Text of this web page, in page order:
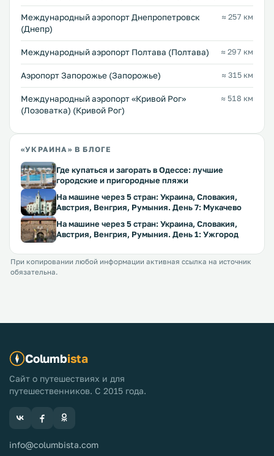
Международный аэропорт Днепропетровск
(Днепр)
≈ 257 км
Международный аэропорт Полтава (Полтава) ≈ 297 км
Аэропорт Запорожье (Запорожье) ≈ 315 км
Международный аэропорт «Кривой Рог»
(Лозоватка) (Кривой Рог)
≈ 518 км
«УКРАИНА» В БЛОГЕ
Где купаться и загорать в Одессе: лучшие
городские и пригородные пляжи
На машине через 5 стран: Украина, Словакия,
Австрия, Венгрия, Румыния. День 7: Мукачево
На машине через 5 стран: Украина, Словакия,
Австрия, Венгрия, Румыния. День 1: Ужгород
При копировании любой информации активная ссылка на источник
обязательна.
Columbista
Сайт о путешествиях и для
путешественников. С 2015 года.
info@columbista.com